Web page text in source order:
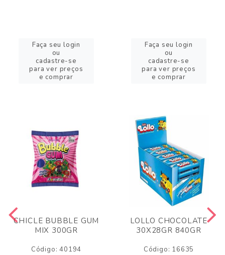
Faça seu login
ou
cadastre-se
para ver preços
e comprar
Faça seu login
ou
cadastre-se
para ver preços
e comprar
CHICLE BUBBLE GUM
MIX 300GR
Código: 40194
LOLLO CHOCOLATE
30X28GR 840GR
Código: 16635